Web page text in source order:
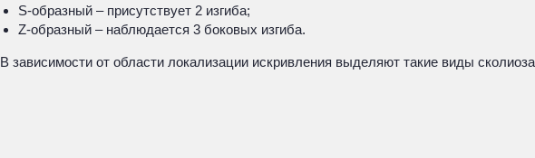
S-образный – присутствует 2 изгиба;
Z-образный – наблюдается 3 боковых изгиба.
В зависимости от области локализации искривления выделяют такие виды